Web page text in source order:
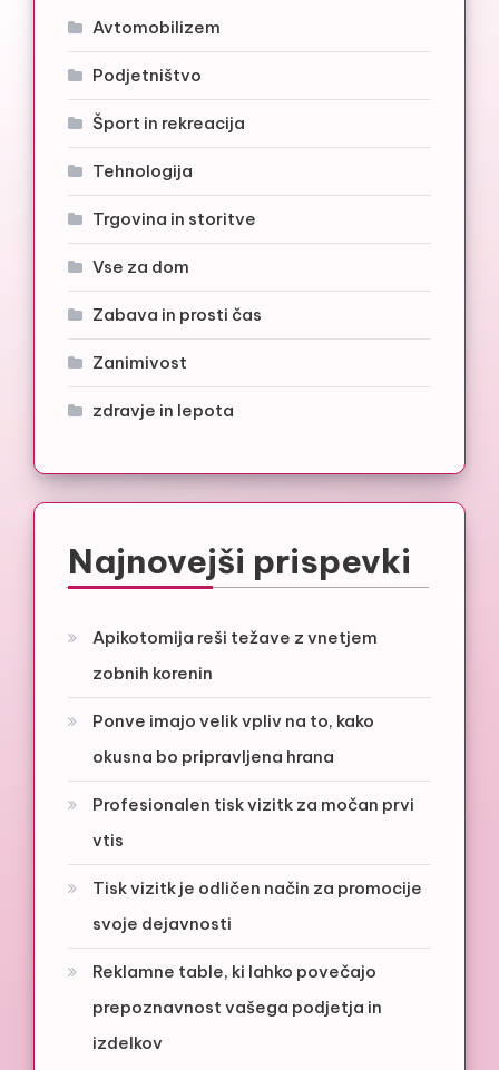
Avtomobilizem
Podjetništvo
Šport in rekreacija
Tehnologija
Trgovina in storitve
Vse za dom
Zabava in prosti čas
Zanimivost
zdravje in lepota
Najnovejši prispevki
Apikotomija reši težave z vnetjem
zobnih korenin
Ponve imajo velik vpliv na to, kako
okusna bo pripravljena hrana
Profesionalen tisk vizitk za močan prvi
vtis
Tisk vizitk je odličen način za promocije
svoje dejavnosti
Reklamne table, ki lahko povečajo
prepoznavnost vašega podjetja in
izdelkov